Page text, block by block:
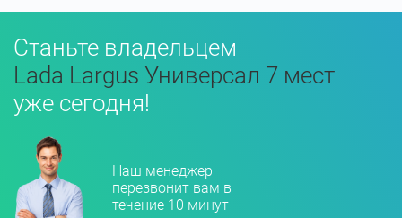
Станьте владельцем
Lada Largus Универсал 7 мест
уже сегодня!
Наш менеджер
перезвонит вам в
течение 10 минут